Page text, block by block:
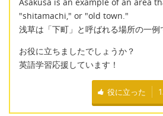
"shitamachi," or "old town."
浅草は「下町」と呼ばれる場所の一例
お役に立ちましたでしょうか？
英語学習応援しています！
役に立った